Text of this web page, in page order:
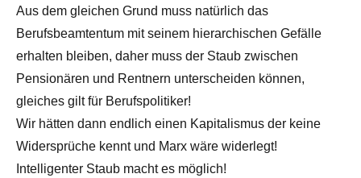
Aus dem gleichen Grund muss natürlich das
Berufsbeamtentum mit seinem hierarchischen Gefälle
erhalten bleiben, daher muss der Staub zwischen
Pensionären und Rentnern unterscheiden können,
gleiches gilt für Berufspolitiker!
Wir hätten dann endlich einen Kapitalismus der keine
Widersprüche kennt und Marx wäre widerlegt!
Intelligenter Staub macht es möglich!